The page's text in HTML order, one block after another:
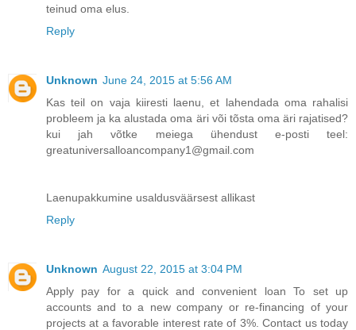
teinud oma elus.
Reply
Unknown June 24, 2015 at 5:56 AM
Kas teil on vaja kiiresti laenu, et lahendada oma rahalisi
probleem ja ka alustada oma äri või tõsta oma äri rajatised?
kui jah võtke meiega ühendust e-posti teel:
greatuniversalloancompany1@gmail.com
Laenupakkumine usaldusväärsest allikast
Reply
Unknown August 22, 2015 at 3:04 PM
Apply pay for a quick and convenient loan To set up
accounts and to a new company or re-financing of your
projects at a favorable interest rate of 3%. Contact us today